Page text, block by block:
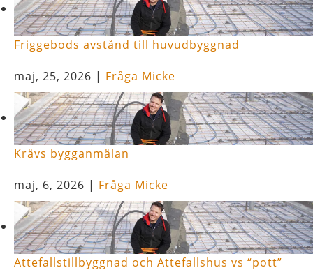
Friggebods avstånd till huvudbyggnad
maj, 25, 2026 | Fråga Micke
Krävs bygganmälan
maj, 6, 2026 | Fråga Micke
Attefallstillbyggnad och Attefallshus vs “pott”